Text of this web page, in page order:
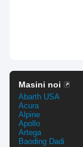
Masini noi
Abarth USA
Acura
Alpine
Apollo
Artega
Baoding Dadi